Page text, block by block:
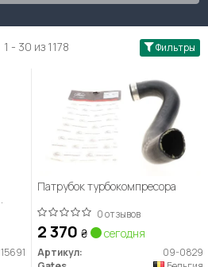
1 - 30 из 1178 Фильтры
15691
Патрубок турбокомпресора
0 отзывов
2 370 ₴ сегодня
Артикул:
09-0829